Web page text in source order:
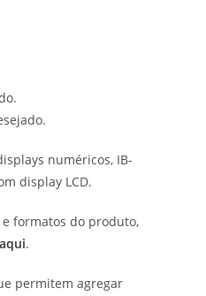
numéricos, IB-
display LCD.
formatos do produto,
.
permitem agregar